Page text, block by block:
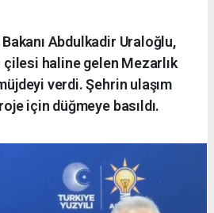
Abdulkadir Uraloğlu,
haline gelen Mezarlık
verdi. Şehrin ulaşım
için düğmeye basıldı.